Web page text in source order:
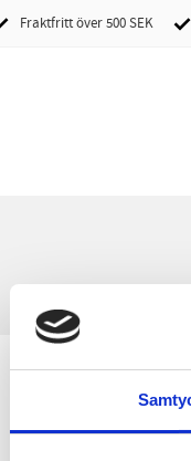
Fraktfritt över 500 SEK